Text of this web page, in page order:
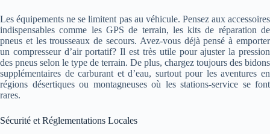
Les équipements ne se limitent pas au véhicule. Pensez aux accessoires
indispensables comme les GPS de terrain, les kits de réparation de
pneus et les trousseaux de secours. Avez-vous déjà pensé à emporter
un compresseur d’air portatif? Il est très utile pour ajuster la pression
des pneus selon le type de terrain. De plus, chargez toujours des bidons
supplémentaires de carburant et d’eau, surtout pour les aventures en
régions désertiques ou montagneuses où les stations-service se font
rares.
Sécurité et Réglementations Locales